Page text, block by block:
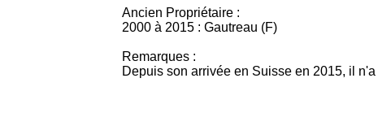
Ancien Propriétaire :
2000 à 2015 : Gautreau (F)
Remarques :
Depuis son arrivée en Suisse en 2015, il